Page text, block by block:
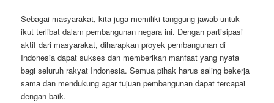
Sebagai masyarakat, kita juga memiliki tanggung jawab untuk
ikut terlibat dalam pembangunan negara ini. Dengan partisipasi
aktif dari masyarakat, diharapkan proyek pembangunan di
Indonesia dapat sukses dan memberikan manfaat yang nyata
bagi seluruh rakyat Indonesia. Semua pihak harus saling bekerja
sama dan mendukung agar tujuan pembangunan dapat tercapai
dengan baik.